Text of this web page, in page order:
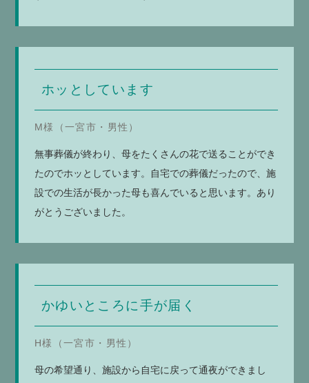
ホッとしています
M様（一宮市・男性）
無事葬儀が終わり、母をたくさんの花で送ることができ
たのでホッとしています。自宅での葬儀だったので、施
設での生活が長かった母も喜んでいると思います。あり
がとうございました。
かゆいところに手が届く
H様（一宮市・男性）
母の希望通り、施設から自宅に戻って通夜ができまし